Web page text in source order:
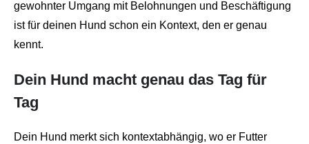
gewohnter Umgang mit Belohnungen und Beschäftigung
ist für deinen Hund schon ein Kontext, den er genau
kennt.
Dein Hund macht genau das Tag für
Tag
Dein Hund merkt sich kontextabhängig, wo er Futter